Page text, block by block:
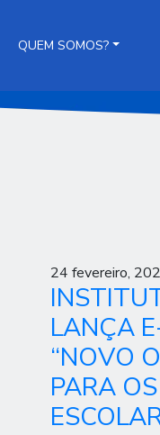
QUEM SOMOS?
24 fevereiro,
LANÇA
“NOVO
PARA